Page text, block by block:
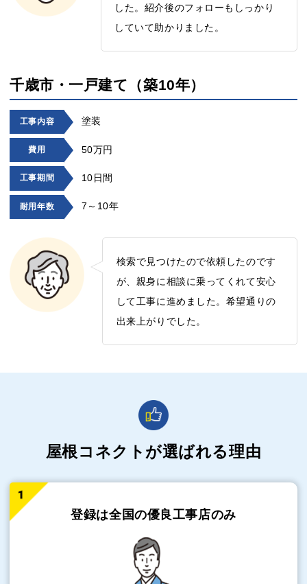
した。紹介後のフォローもしっかり
していて助かりました。
千歳市・一戸建て（築10年）
工事内容 塗装
費用 50万円
工事期間 10日間
耐用年数 7～10年
検索で見つけたので依頼したのです
が、親身に相談に乗ってくれて安心
して工事に進めました。希望通りの
出来上がりでした。
屋根コネクトが選ばれる理由
登録は全国の優良工事店のみ